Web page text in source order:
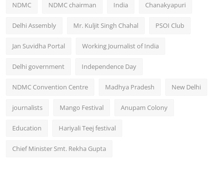
NDMC NDMC chairman India Chanakyapuri
Delhi Assembly Mr. Kuljit Singh Chahal PSOI Club
Jan Suvidha Portal Working Journalist of India
Delhi government Independence Day
NDMC Convention Centre Madhya Pradesh New Delhi
journalists Mango Festival Anupam Colony
Education Hariyali Teej festival
Chief Minister Smt. Rekha Gupta